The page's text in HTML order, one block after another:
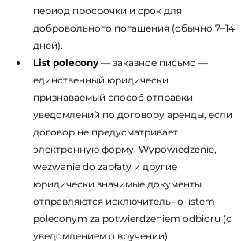
период просрочки и срок для
добровольного погашения (обычно 7–14
дней).
List polecony — заказное письмо —
единственный юридически
признаваемый способ отправки
уведомлений по договору аренды, если
договор не предусматривает
электронную форму. Wypowiedzenie,
wezwanie do zapłaty и другие
юридически значимые документы
отправляются исключительно listem
poleconym za potwierdzeniem odbioru (с
уведомлением о вручении).